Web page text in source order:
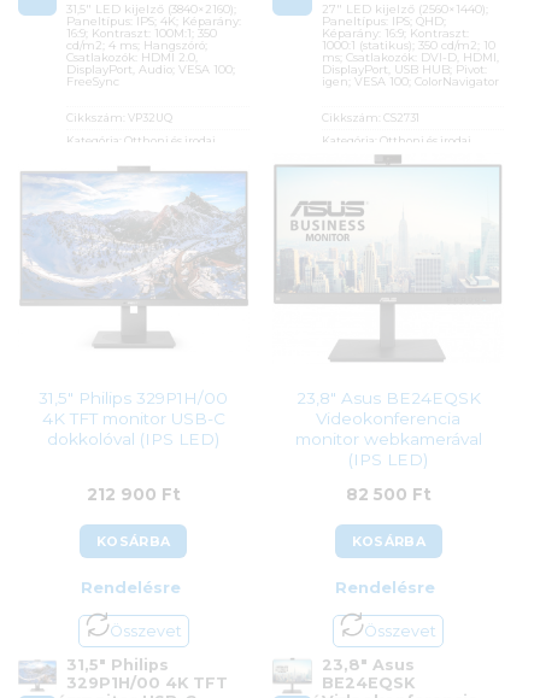
31,5″ LED kijelző (3840×2160);
Paneltípus: IPS; 4K; Képarány:
16:9; Kontraszt: 100M:1; 350
cd/m2; 4 ms; Hangszóró;
Csatlakozók: HDMI 2.0,
DisplayPort, Audio; VESA 100;
FreeSync
Cikkszám:VP32UQ
Kategória:Otthoni és irodai
Gyártó:Asus
Garanciaidő:
36 hónap
ÁFA: 27%
Azonosító: 42038
216 990 Ft
27″ LED kijelző (2560×1440);
Paneltípus: IPS; QHD;
Képarány: 16:9; Kontraszt:
1000:1 (statikus); 350 cd/m2; 10
ms; Csatlakozók: DVI-D, HDMI,
DisplayPort, USB HUB; Pivot:
igen; VESA 100; ColorNavigator
Cikkszám: CS2731
Kategória: Otthoni és irodai
monitorok
Garanciaidő:
ÁFA:27%
430 990 Ft
31,5″ Philips 329P1H/00
4K TFT monitor USB-C
dokkolóval (IPS LED)
212 900 Ft
KOSÁRBA
Rendelésre
Összevet
31,5″ Philips
329P1H/00 4K TFT
23,8″ Asus BE24EQSK
Videokonferencia
monitor webkamerával
(IPS LED)
82 500 Ft
KOSÁRBA
Rendelésre
Összevet
23,8″ Asus
BE24EQSK